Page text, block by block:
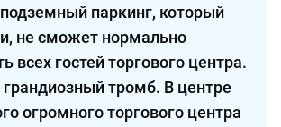
подземный паркинг, который
не сможет нормально
всех гостей торгового центра.
грандиозный тромб. В центре
огромного торгового центра